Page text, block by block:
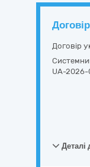
Договір
Договір
UA-2026-
Деталі